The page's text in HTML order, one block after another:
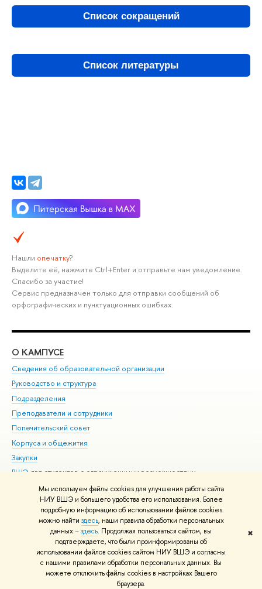
Мы используем файлы cookies для улучшения работы сайта
НИУ ВШЭ и большего удобства его использования. Более
подробную информацию об использовании файлов cookies
можно найти здесь, наши правила обработки персональных
данных –здесь. Продолжая пользоваться сайтом, вы
подтверждаете, что были проинформированы об
использовании файлов cookies сайтом НИУ ВШЭ и согласны
с нашими правилами обработки персональных данных. Вы
можете отключить файлы cookies в настройках Вашего
браузера.
✖
Список сокращений
Список литературы
Нашли опечатку?
Выделите её, нажмите Ctrl+Enter и отправьте нам уведомление.
Спасибо за участие!
Сервис предназначен только для отправки сообщений об
орфографических и пунктуационных ошибках.
О КАМПУСЕ
Сведения об образовательной организации
Руководство и структура
Подразделения
Преподаватели и сотрудники
Попечительский совет
Корпуса и общежития
Закупки
ВШЭ для студентов с ограниченными возможностями
здоровья и инвалидностью
Версия для слабовидящих
Единая платежная страница
© НИУ ВШЭ 1993–2026 Адреса и контакты Условия использования
материалов Политика конфиденциальности Карта сайта
Шрифты HSE Sans и HSE Slab разработаны вШколе дизайна НИУ ВШЭ